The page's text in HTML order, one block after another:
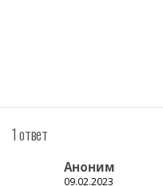
1 ответ
Аноним
09.02.2023